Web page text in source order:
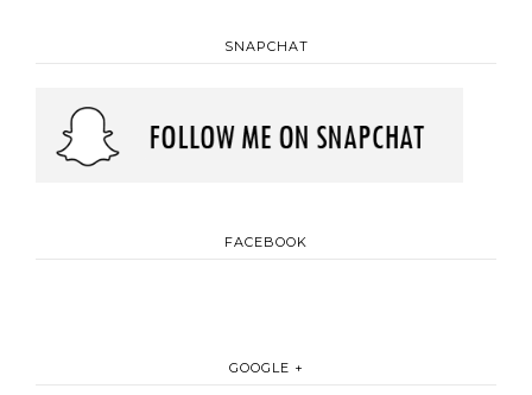
SNAPCHAT
FACEBOOK
GOOGLE +